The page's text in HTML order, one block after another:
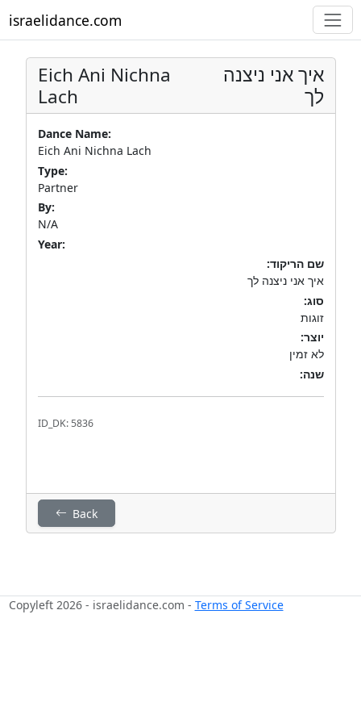
israelidance.com
Eich Ani Nichna
Lach
איך אני ניצנה
לך
Dance Name:
Eich Ani Nichna Lach
Type:
Partner
By:
N/A
Year:
שם הריקוד:
איך אני ניצנה לך
סוג:
זוגות
יוצר:
לא זמין
שנה:
ID_DK: 5836
Back
Copyleft 2026 - israelidance.com - Terms of Service